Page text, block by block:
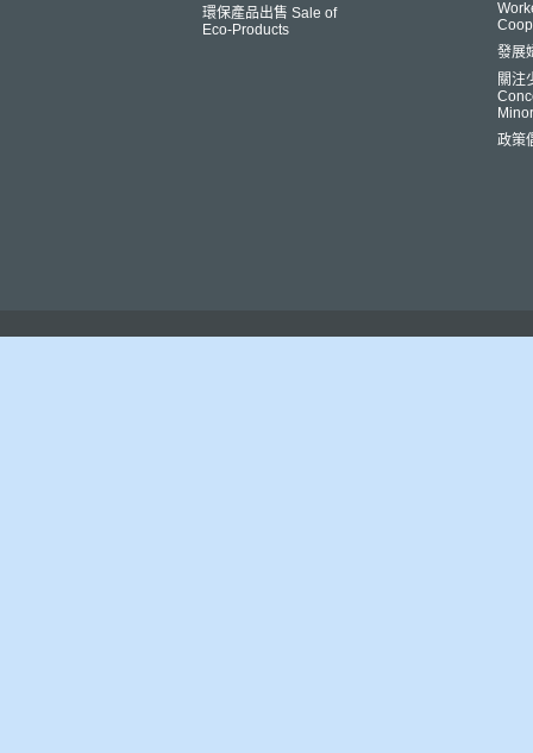
環保產品出售 Sale of
Eco-Products
發展
關注
政策